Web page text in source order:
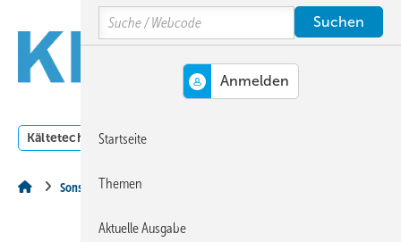
Hauptinhalt
Hauptmenü
SiteSearch
Kältetechnik Klimatechnik
Sonstiges Thema
Search
Startseite
Themen
Aktuelle Ausgabe